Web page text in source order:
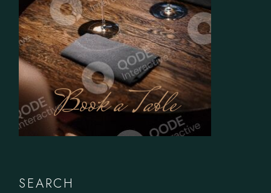
Book a Table
SEARCH